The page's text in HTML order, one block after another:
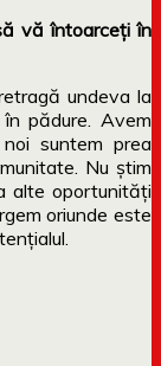
vă întoarceți în
undeva la
pădure. Avem
suntem prea
Nu știm
alte oportunități
oriunde este